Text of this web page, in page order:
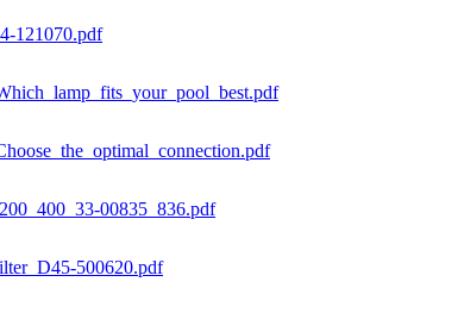
121070.pdf
00835_836.pdf
500620.pdf